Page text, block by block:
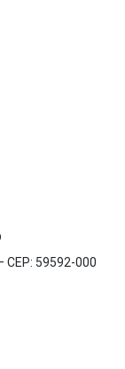
CEP: 59592-000